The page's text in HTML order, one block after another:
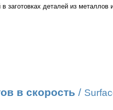
заготовках деталей из металлов
в скорость /